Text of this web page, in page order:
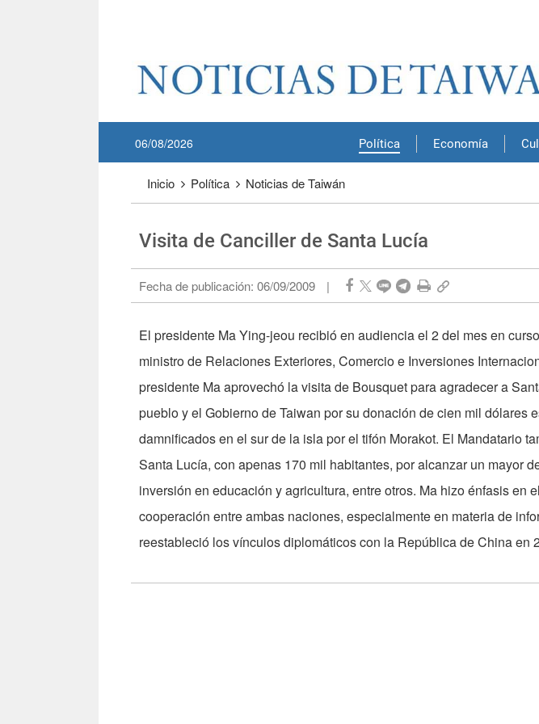
Política Economía
06/08/2026
Inicio Política Noticias de Taiwán
Visita de Canciller de Santa Lucía
Fecha de publicación: 06/09/2009 |
El presidente Ma Ying-jeou recibió en audiencia el 2 del mes en
ministro de Relaciones Exteriores, Comercio e Inversiones
presidente Ma aprovechó la visita de Bousquet para agradecer a
pueblo y el Gobierno de Taiwan por su donación de cien mil dólares
damnificados en el sur de la isla por el tifón Morakot. El Mandatario
Santa Lucía, con apenas 170 mil habitantes, por alcanzar un mayor
inversión en educación y agricultura, entre otros. Ma hizo énfasis en
cooperación entre ambas naciones, especialmente en materia de
reestableció los vínculos diplomáticos con la República de China en